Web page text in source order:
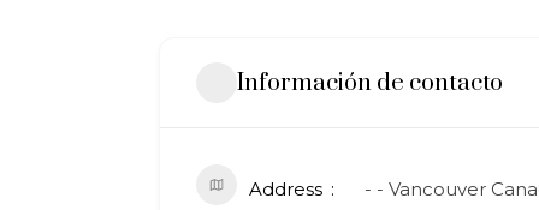
Información de contacto
Address - - Vancouver